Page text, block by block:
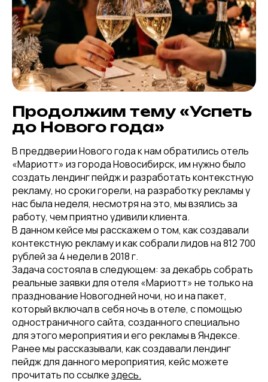
Продолжим тему «Успеть
до Нового года»
В преддверии Нового года к нам обратились отель
«Мариотт» из города Новосибирск, им нужно было
создать лендинг пейдж и разработать контекстную
рекламу, но сроки горели, на разработку рекламы у
нас была неделя, несмотря на это, мы взялись за
работу, чем приятно удивили клиента.
В данном кейсе мы расскажем о том, как создавали
контекстную рекламу и как собрали лидов на 812 700
рублей за 4 недели в 2018 г.
Задача состояла в следующем: за декабрь собрать
реальные заявки для отеля «Мариотт» не только на
празднование Новогодней ночи, но и на пакет,
который включал в себя ночь в отеле, с помощью
одностраничного сайта, созданного специально
для этого мероприятия и его рекламы в Яндексе.
Ранее мы рассказывали, как создавали лендинг
пейдж для данного мероприятия, кейс можете
прочитать по ссылкездесь.